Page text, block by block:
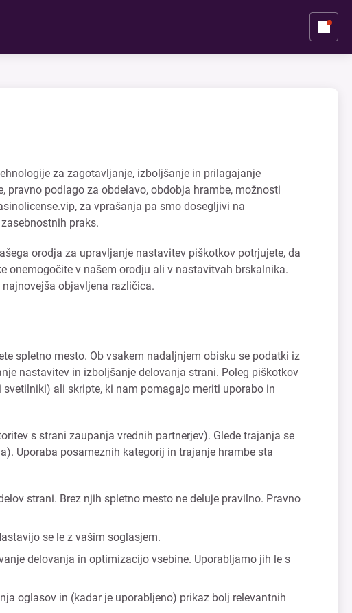
za zagotavljanje, izboljšanje in prilagajanje
pravno podlago za obdelavo, obdobja hrambe, možnosti
za vprašanja pa smo dosegljivi na
praks.
orodja za upravljanje nastavitev piškotkov potrjujete, da
onemogočite v našem orodju ali v nastavitvah brskalnika.
objavljena različica.
spletno mesto. Ob vsakem nadaljnjem obisku se podatki iz
nastavitev in izboljšanje delovanja strani. Poleg piškotkov
ali skripte, ki nam pomagajo meriti uporabo in
s strani zaupanja vrednih partnerjev). Glede trajanja se
Uporaba posameznih kategorij in trajanje hrambe sta
strani. Brez njih spletno mesto ne deluje pravilno. Pravno
se le z vašim soglasjem.
delovanja in optimizacijo vsebine. Uporabljamo jih le s
oglasov in (kadar je uporabljeno) prikaz bolj relevantnih